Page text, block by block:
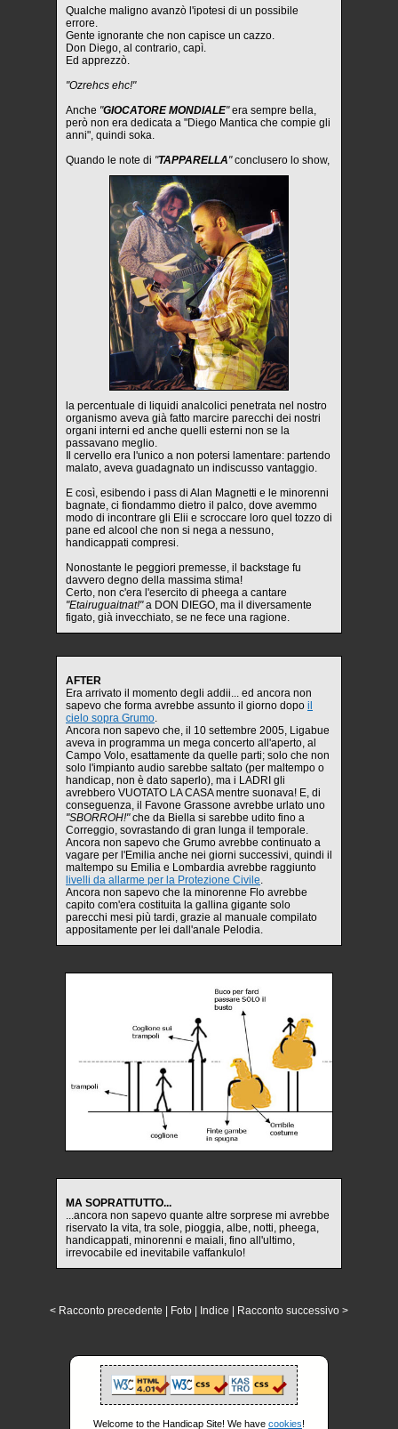
Qualche maligno avanzò l'ipotesi di un possibile
errore.
Gente ignorante che non capisce un cazzo.
Don Diego, al contrario, capì.
Ed apprezzò.
"Ozrehcs ehc!"
Anche "GIOCATORE MONDIALE"era sempre bella,
però non era dedicata a "Diego Mantica che compie gli
anni", quindi soka.
Quando le note di "TAPPARELLA"conclusero lo show,
la percentuale di liquidi analcolici penetrata nel nostro
organismo aveva già fatto marcire parecchi dei nostri
organi interni ed anche quelli esterni non se la
passavano meglio.
Il cervello era l'unico a non potersi lamentare: partendo
malato, aveva guadagnato un indiscusso vantaggio.
E così, esibendo i pass di Alan Magnetti e le minorenni
bagnate, ci fiondammo dietro il palco, dove avemmo
modo di incontrare gli Elii e scroccare loro quel tozzo di
pane ed alcool che non si nega a nessuno,
handicappati compresi.
Nonostante le peggiori premesse, il backstage fu
davvero degno della massima stima!
Certo, non c'era l'esercito di pheega a cantare
"Etairuguaitnat!"a DON DIEGO, ma il diversamente
figato, già invecchiato, se ne fece una ragione.
AFTER
Era arrivato il momento degli addii... ed ancora non
sapevo che forma avrebbe assunto il giorno dopo il
cielo sopra Grumo
Ancora non sapevo che, il 10 settembre 2005, Ligabue
aveva in programma un mega concerto all'aperto, al
Campo Volo, esattamente da quelle parti; solo che non
solo l'impianto audio sarebbe saltato (per maltempo o
handicap, non è dato saperlo), ma i LADRI gli
avrebbero VUOTATO LA CASA mentre suonava! E, di
conseguenza, il Favone Grassone avrebbe urlato uno
"SBORROH!"che da Biella si sarebbe udito fino a
Correggio, sovrastando di gran lunga il temporale.
Ancora non sapevo che Grumo avrebbe continuato a
vagare per l'Emilia anche nei giorni successivi, quindi il
maltempo su Emilia e Lombardia avrebbe raggiunto
livelli da allarme per la Protezione Civile
Ancora non sapevo che la minorenne Flo avrebbe
capito com'era costituita la gallina gigante solo
parecchi mesi più tardi, grazie al manuale compilato
appositamente per lei dall'anale Pelodia.
MA SOPRATTUTTO...
...ancora non sapevo quante altre sorprese mi avrebbe
riservato la vita, tra sole, pioggia, albe, notti, pheega,
handicappati, minorenni e maiali, fino all'ultimo,
irrevocabile ed inevitabile vaffankulo!
< Racconto precedente | Foto | Indice | Racconto successivo >
Welcome to the Handicap Site! We have cookies!